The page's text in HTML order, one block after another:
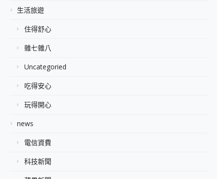
生活旅遊
住得舒心
雜七雜八
Uncategoried
吃得安心
玩得開心
news
電信資費
科技新聞